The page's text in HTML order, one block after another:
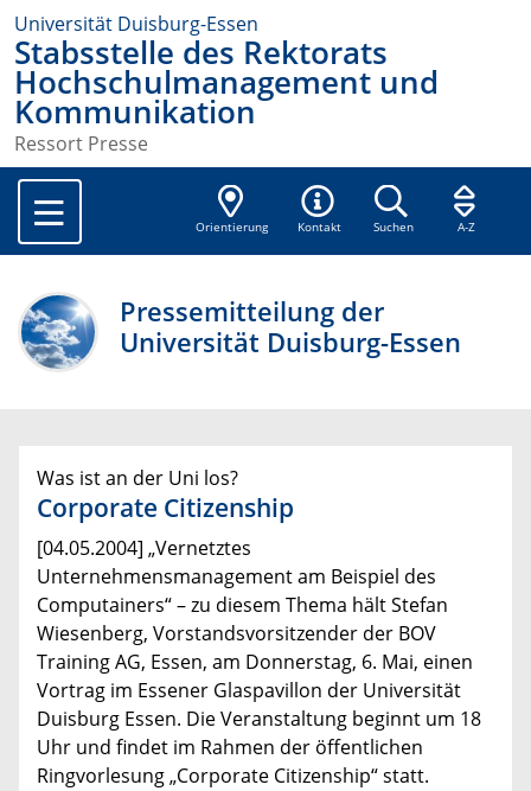
Universität Duisburg-Essen
Stabsstelle des Rektorats
Hochschulmanagement und
Kommunikation
Ressort Presse
Orientierung Kontakt Suchen A-Z
Pressemitteilung der
Universität Duisburg-Essen
Was ist an der Uni los?
Corporate Citizenship
[04.05.2004] „Vernetztes
Unternehmensmanagement am Beispiel des
Computainers“ – zu diesem Thema hält Stefan
Wiesenberg, Vorstandsvorsitzender der BOV
Training AG, Essen, am Donnerstag, 6. Mai, einen
Vortrag im Essener Glaspavillon der Universität
Duisburg Essen. Die Veranstaltung beginnt um 18
Uhr und findet im Rahmen der öffentlichen
Ringvorlesung „Corporate Citizenship“ statt.